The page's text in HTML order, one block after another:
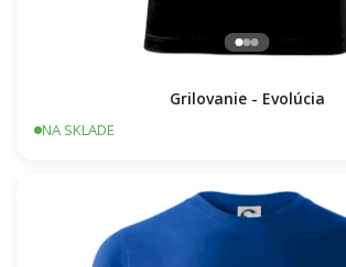
Grilovanie - Evolúcia
NA SKLADE